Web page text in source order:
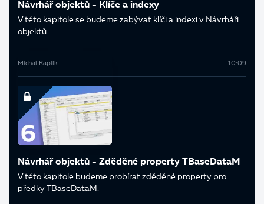
Návrhář objektů - Klíče a indexy
V této kapitole se budeme zabývat klíči a indexi v Návrháři
objektů.
Michal Kaplík 10:09
Návrhář objektů - Zděděné property TBaseDataM
V této kapitole budeme probírat zděděné property pro
předky TBaseDataM.